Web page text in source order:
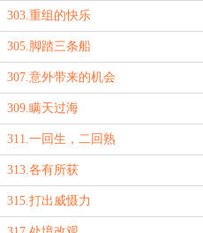
303.重组的快乐
305.脚踏三条船
307.意外带来的机会
309.瞒天过海
311.一回生，二回熟
313.各有所获
315.打出威慑力